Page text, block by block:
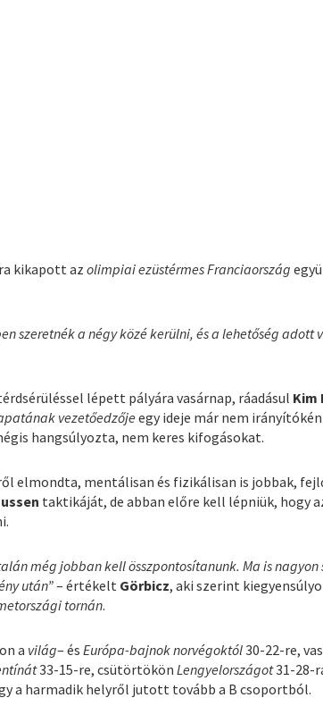
kikapott azolimpiai ezüstérmes Franciaország
szeretnék a négy közé kerülni, és a lehetőség adott
lépett pályára vasárnap, ráadásul Kim
vezetőedzője egy ideje már nem
hangsúlyozta, nem keres kifogásokat.
elmondta, mentálisan és fizikálisan is jobbak,
taktikáját, de abban előre kell lépniük, hogy
még jobban kell összpontosítanunk. Ma is nagyon
után”– értékelt Görbicz, aki szerint
tornán.
a világ– és Európa-bajnok norvégoktól30-22-re,
33-15-re, csütörtökönLengyelországot31-28-
a harmadik helyről jutott tovább a B csoportból.